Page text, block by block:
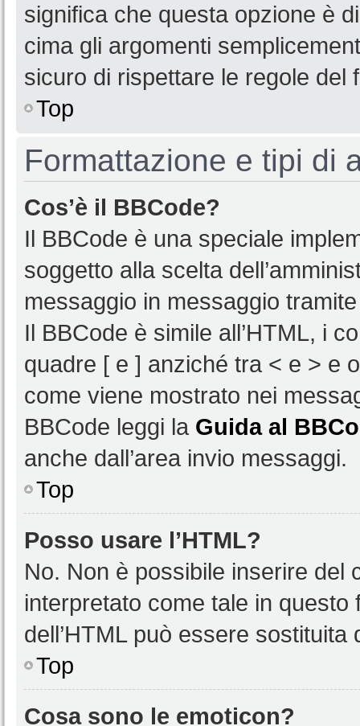
significa che questa opzione è
cima gli argomenti
sicuro di rispettare le regole del
Top
Formattazione e tipi di
Cos’è il BBCode?
Il BBCode è una speciale
soggetto alla scelta
messaggio in messaggio
Il BBCode è simile all’HTML, i
quadre [ e ] anziché tra < e > e
come viene mostrato nei
BBCode leggi la Guida al
anche dall’area invio messaggi.
Top
Posso usare l’HTML?
No. Non è possibile inserire del
interpretato come tale in
dell’HTML può essere sostituita
Top
Cosa sono le emoticon?